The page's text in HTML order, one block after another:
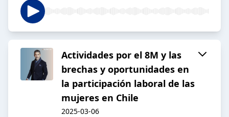
Actividades por el 8M y las
brechas y oportunidades en
la participación laboral de las
mujeres en Chile
2025-03-06